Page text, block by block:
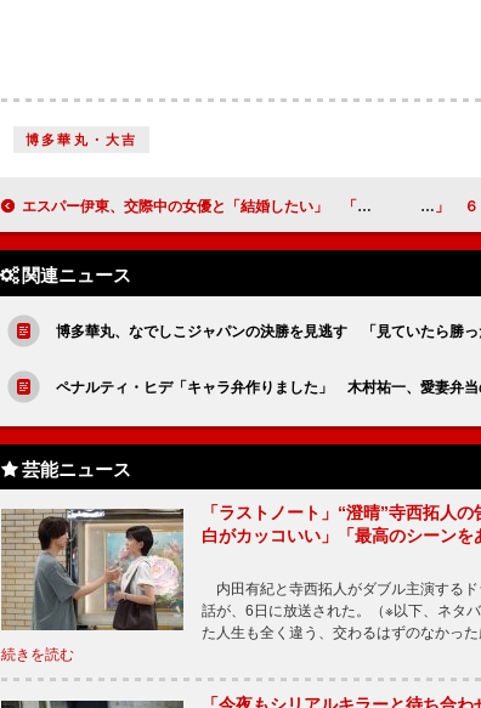
博多華丸・大吉
エスパー伊東、交際中の女優と「結婚したい」 「子どもも多少はほしい」と大胆発言 田原俊彦
関連ニュース
博多華丸、なでしこジャパンの決勝を見逃す 「見ていたら勝
ペナルティ・ヒデ「キャラ弁作りました」 木村祐一、愛妻弁
芸能ニュース
「ラストノート」“澄晴”寺西拓人
白がカッコいい」「最高のシーンを
内田有紀と寺西拓人がダブル主演する
話が、6日に放送された。（※以下、ネタ
た人生も全く違う、交わるはずのなかっ
続きを読む